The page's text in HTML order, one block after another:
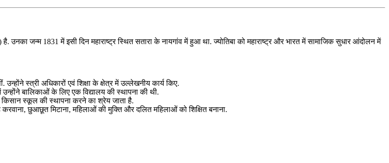
उनका जन्म 1831 में इसी दिन महाराष्ट्र स्थित सतारा के नायगांव में हुआ था. ज्योतिबा को महाराष्ट्र और भारत में सामाजिक सुधार आंदोलन में
उन्होंने स्त्री अधिकारों एवं शिक्षा के क्षेत्र में उल्लेखनीय कार्य किए.
बालिकाओं के लिए एक विद्यालय की स्थापना की थी.
किसान स्कूल की स्थापना करने का श्रेय जाता है.
छुआछूत मिटाना, महिलाओं की मुक्ति और दलित महिलाओं को शिक्षित बनाना.